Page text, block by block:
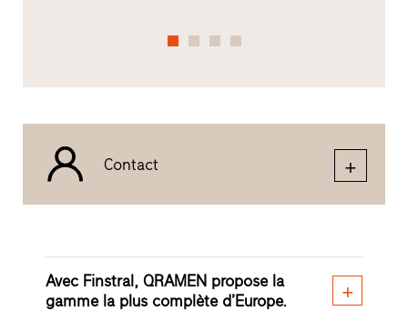
Contact
Avec Finstral, QRAMEN propose la
gamme la plus complète d’Europe.